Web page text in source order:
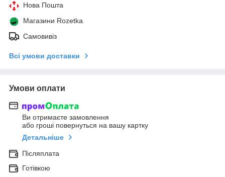
Нова Пошта
Магазини Rozetka
Самовивіз
Всі умови доставки
Умови оплати
Ви отримаєте замовлення
або гроші повернуться на вашу картку
Детальніше
Післяплата
Готівкою